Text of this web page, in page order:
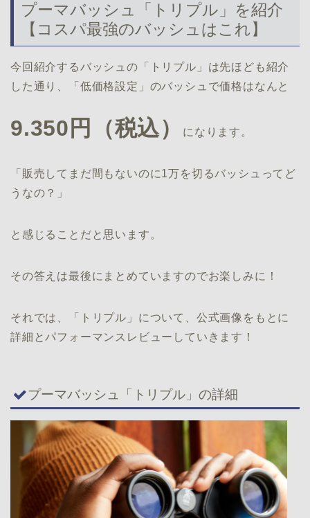
プーマバッシュ「トリプル」を紹介
【コスパ最強のバッシュはこれ】
今回紹介するバッシュの「トリプル」は先ほども紹介
した通り、「低価格設定」のバッシュで価格はなんと
9.350円（税込） になります。
「販売してまだ間もないのに1万を切るバッシュってど
うなの？」
と感じることだと思います。
その答えは最後にまとめていますのでお楽しみに！
それでは、「トリプル」について、公式画像をもとに
詳細とパフォーマンスレビューしていきます！
プーマバッシュ「トリプル」の詳細